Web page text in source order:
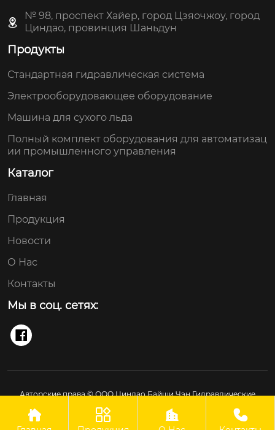
№ 98, проспект Хайер, город Цзяочжоу, город
Циндао, провинция Шаньдун
Продукты
Стандартная гидравлическая система
Электрооборудовающее оборудование
Машина для сухого льда
Полный комплект оборудования для автоматизац
ии промышленного управления
Каталог
Главная
Продукция
Новости
О Нас
Контакты
Мы в соц. сетях:

Авторские права © ООО Циндао Байши Чэн Гидравлические
   